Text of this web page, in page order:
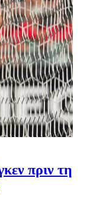
πριν τη